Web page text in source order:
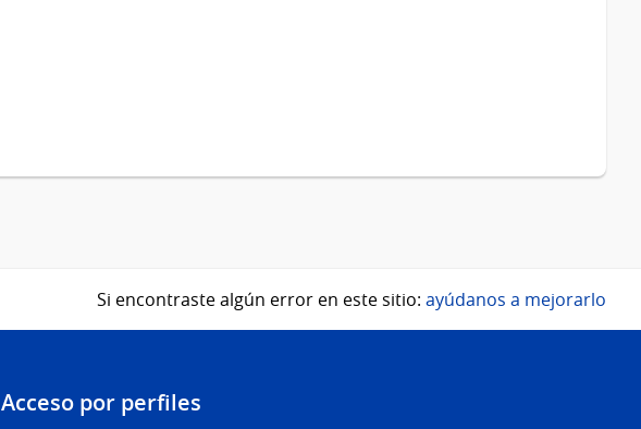
Si encontraste algún error en este sitio: ayúdanos a mejorarlo
Acceso por perfiles